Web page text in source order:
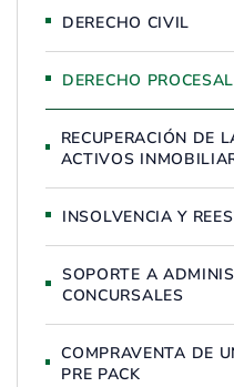
DERECHO CIVIL
DERECHO PROCESAL
RECUPERACIÓN DE
ACTIVOS
INSOLVENCIA Y
SOPORTE A
CONCURSALES
COMPRAVENTA DE
PRE PACK